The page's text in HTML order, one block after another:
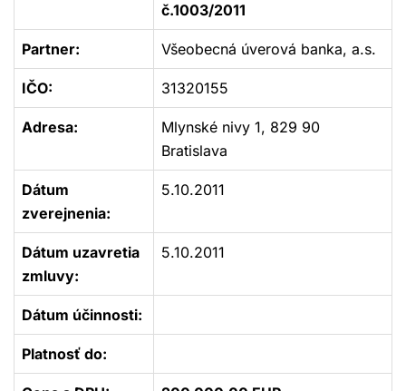
č.1003/2011
Partner: Všeobecná úverová banka, a.s.
IČO: 31320155
Adresa:
Mlynské nivy 1, 829 90
Bratislava
Dátum
zverejnenia:
5.10.2011
Dátum uzavretia
zmluvy:
5.10.2011
Dátum účinnosti:
Platnosť do: